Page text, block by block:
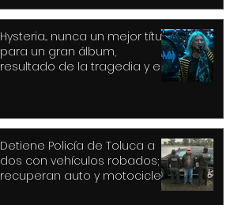
Hysteria... nunca un mejor título
para un gran álbum,
resultado de la tragedia y el
Detiene Policía de Toluca a
dos con vehículos robados;
recuperan auto y motocicleta